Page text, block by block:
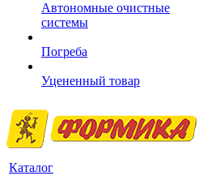
Автономные очистные
системы
Погреба
Уцененный товар
Каталог